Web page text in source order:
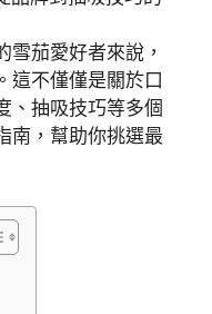
雪茄愛好者來說，
這不僅僅是關於口
、抽吸技巧等多個
南，幫助你挑選最